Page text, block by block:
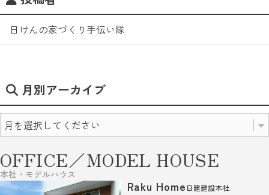
日けんの家づくり手伝い隊
月別アーカイブ
OFFICE／MODEL HOUSE
本社・モデルハウス
Raku Home 日建建設本社